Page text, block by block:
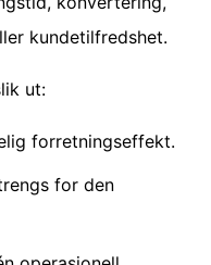
kundetilfredshet.
ut:
forretningseffekt.
for den